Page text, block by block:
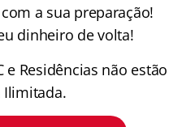
a sua preparação!
dinheiro de volta!
e Residências não estão
Ilimitada.